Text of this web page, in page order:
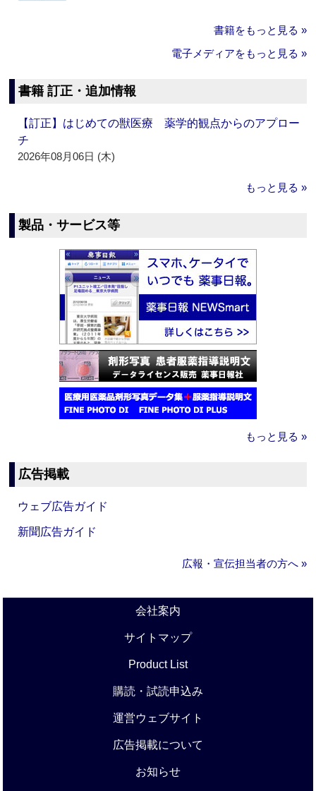
書籍をもっと見る »
電子メディアをもっと見る »
書籍 訂正・追加情報
【訂正】はじめての獣医療 薬学的観点からのアプロー
チ
2026年08月06日 (木)
もっと見る »
製品・サービス等
もっと見る »
広告掲載
ウェブ広告ガイド
新聞広告ガイド
広報・宣伝担当者の方へ »
会社案内
サイトマップ
Product List
購読・試読申込み
運営ウェブサイト
広告掲載について
お知らせ